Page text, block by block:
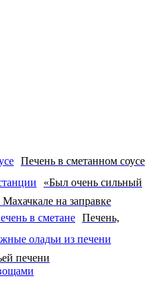
Печень в сметанном соусе
«Был очень сильный
на заправке
Печень,
печени